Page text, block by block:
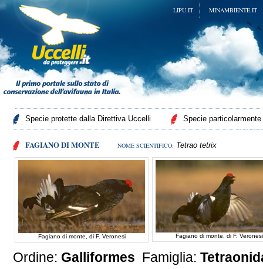
MINAMBIENTE.IT
LIPU.IT
Specie protette dalla Direttiva Uccelli Specie
FAGIANO DI MONTE NOME SCIENTIFICO: Tetrao tetrix
Fagiano di monte, di F. Veronesi Fagiano di monte, di F. Veronesi
Ordine: Galliformes Famiglia: